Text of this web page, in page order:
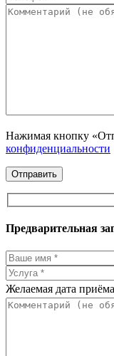
Нажимая кнопку
конфиденциальности
Предварительная
Желаемая дата